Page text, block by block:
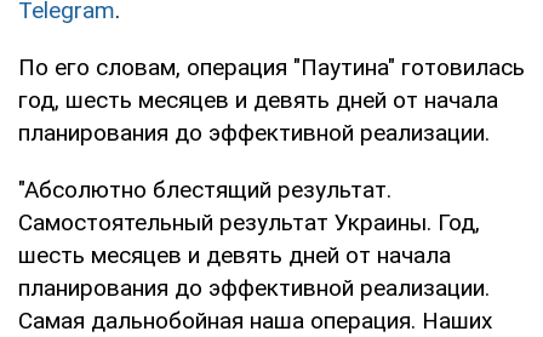
Telegram.
По его словам, операция "Паутина" готовилась
год, шесть месяцев и девять дней от начала
планирования до эффективной реализации.
"Абсолютно блестящий результат.
Самостоятельный результат Украины. Год,
шесть месяцев и девять дней от начала
планирования до эффективной реализации.
Самая дальнобойная наша операция. Наших